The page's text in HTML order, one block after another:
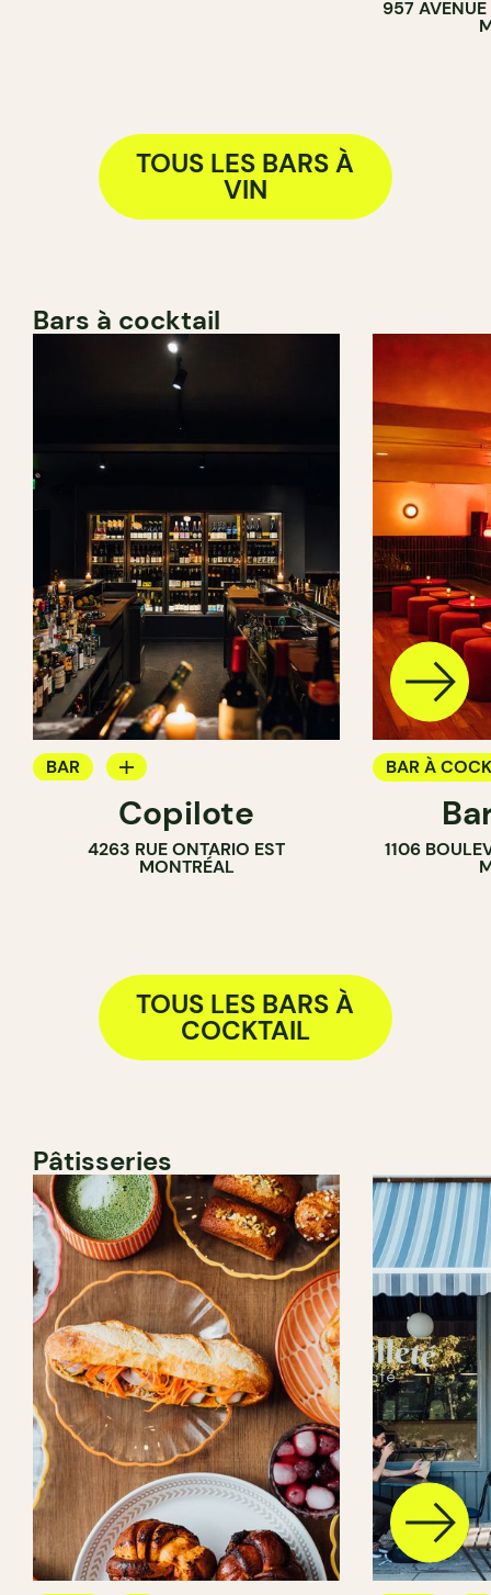
957
TOUS LES BARS À
VIN
Bars à cocktail
BAR
BAR À VIN
BAR À COCKTAIL
Copilote
4263 RUE ONTARIO EST
MONTRÉAL
BAR À
1106
TOUS LES BARS À
COCKTAIL
Pâtisseries